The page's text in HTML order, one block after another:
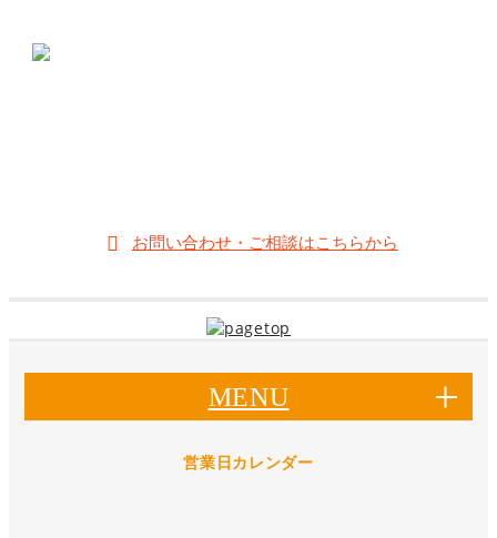
お問い合わせ・ご相談はこちらから
MENU
営業日カレンダー